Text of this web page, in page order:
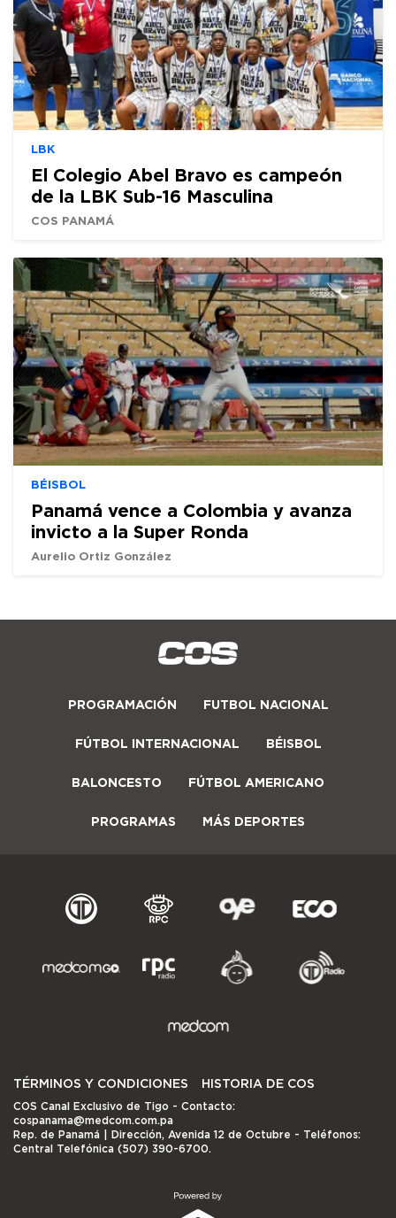
LBK
El Colegio Abel Bravo es campeón
de la LBK Sub-16 Masculina
COS PANAMÁ
BÉISBOL
Panamá vence a Colombia y avanza
invicto a la Super Ronda
Aurelio Ortiz González
PROGRAMACIÓN FUTBOL NACIONAL
FÚTBOL INTERNACIONAL BÉISBOL
BALONCESTO FÚTBOL AMERICANO
PROGRAMAS MÁS DEPORTES
TÉRMINOS Y CONDICIONES HISTORIA DE COS
COS Canal Exclusivo de Tigo - Contacto:
cospanama@medcom.com.pa
Rep. de Panamá | Dirección, Avenida 12 de Octubre - Teléfonos:
Central Telefónica (507) 390-6700.